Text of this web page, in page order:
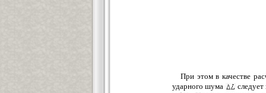
При этом в качестве
ударного шума